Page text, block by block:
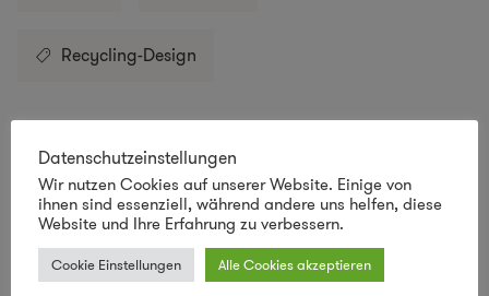
Recycling-Design
3 Kommentare
Marcussagt:
05/02/2012 um Uhr
Datenschutzeinstellungen
Wir nutzen Cookies auf unserer Website. Einige von
ihnen sind essenziell, während andere uns helfen, diese
Website und Ihre Erfahrung zu verbessern.
Cookie Einstellungen Alle Cookies akzeptieren